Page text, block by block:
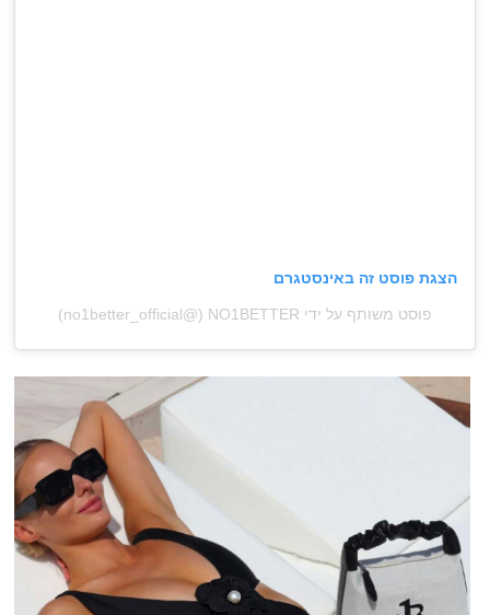
הצגת פוסט זה באינסטגרם
פוסט משותף על ידי ‏‎NO1BETTER‎‏ (@‏‎no1better_official‎‏)